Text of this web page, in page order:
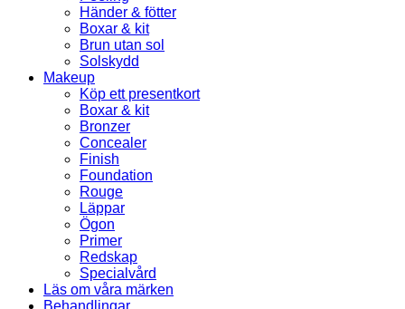
Händer & fötter
Boxar & kit
Brun utan sol
Solskydd
Makeup
Köp ett presentkort
Boxar & kit
Bronzer
Concealer
Finish
Foundation
Rouge
Läppar
Ögon
Primer
Redskap
Specialvård
Läs om våra märken